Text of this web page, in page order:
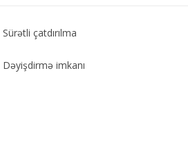
Sürətli çatdırılma
Dəyişdirmə imkanı